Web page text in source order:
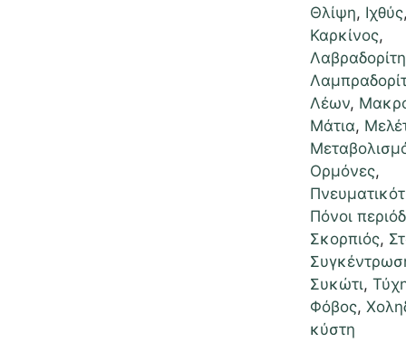
Θλίψη, Ιχθύς
Καρκίνος,
Λέων,
Μάτια,
Ορμόνες,
Πόνοι
Σκορπιός,
Συκώτι,
Φόβος,
κύστη